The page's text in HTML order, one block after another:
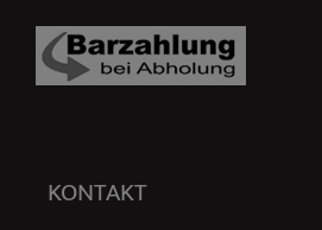
KONTAKT